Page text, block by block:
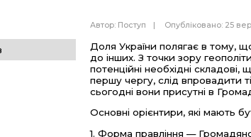
Автор: Поступ Опубліковано: 25
Доля України полягає в тому,
до інших. З точки зору
потенційні необхідні
першу чергу, слід впровадити
сьогодні вони присутні в
Основні орієнтири, які мають
1. Форма правління —